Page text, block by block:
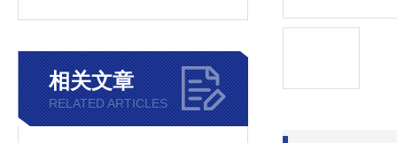
相关文章
RELATED ARTICLES